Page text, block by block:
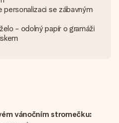
se zábavným
- odolný papír o gramáži
vánočním stromečku: